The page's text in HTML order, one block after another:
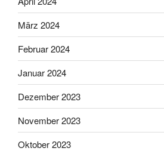
März 2024
Februar 2024
Januar 2024
Dezember 2023
November 2023
Oktober 2023